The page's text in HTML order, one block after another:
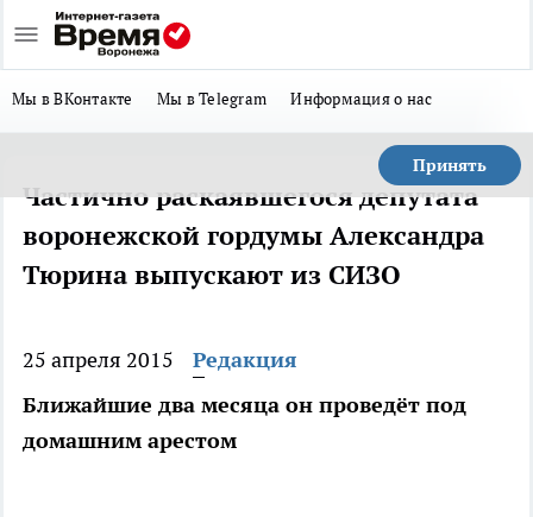
Мы в ВКонтакте Мы в Telegram Информация о нас
Принять
Частично раскаявшегося депутата
воронежской гордумы Александра
Тюрина выпускают из СИЗО
25 апреля 2015
Редакция
Ближайшие два месяца он проведёт под
домашним арестом